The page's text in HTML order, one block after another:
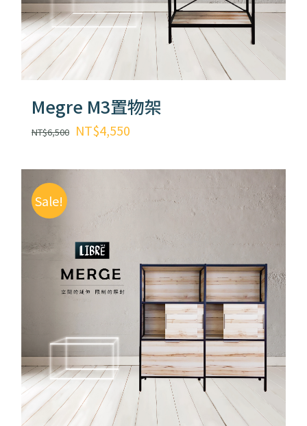
Megre M3置物架
NT$6,500 原
價
NT$6,500。
NT$4,550
價
格：
NT$4,550。
Sale!